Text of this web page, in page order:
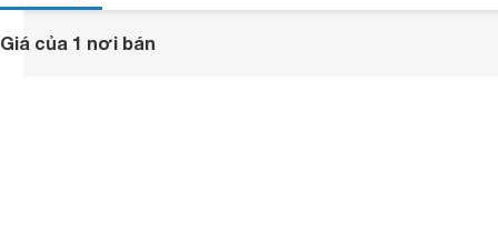
Giá của 1 nơi bán